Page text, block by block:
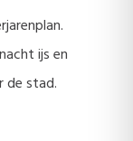
ijs en
de stad.